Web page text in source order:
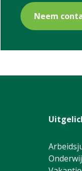
Neem